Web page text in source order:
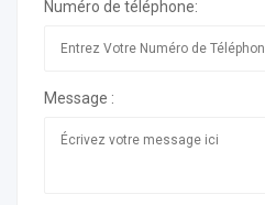
Numéro de téléphone:
Message :